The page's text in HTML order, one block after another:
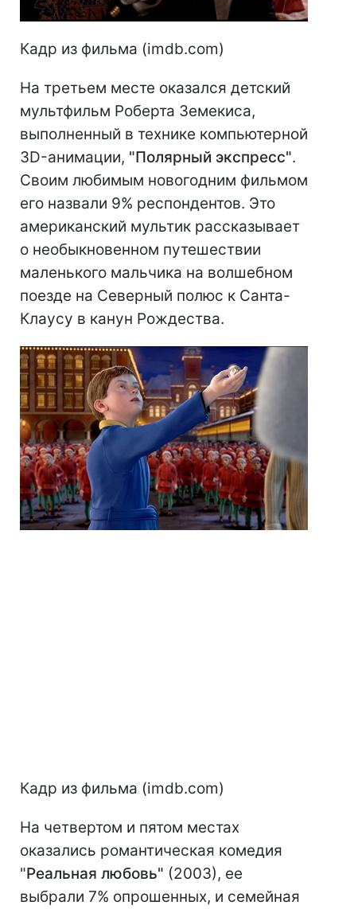
Кадр из фильма (imdb.com)
На третьем месте оказался детский
мультфильм Роберта Земекиса,
выполненный в технике компьютерной
3D-анимации, "Полярный экспресс".
Своим любимым новогодним фильмом
его назвали 9% респондентов. Это
американский мультик рассказывает
о необыкновенном путешествии
маленького мальчика на волшебном
поезде на Северный полюс к Санта-
Клаусу в канун Рождества.
Кадр из фильма (imdb.com)
На четвертом и пятом местах
оказались романтическая комедия
"Реальная любовь" (2003), ее
выбрали 7% опрошенных, и семейная